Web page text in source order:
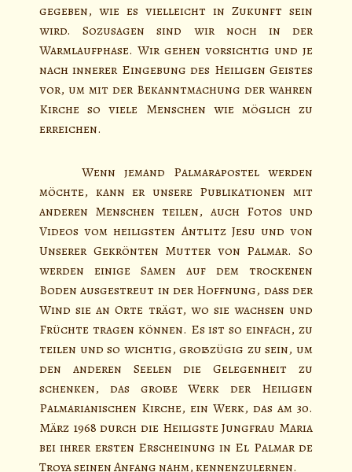
gegeben, wie es vielleicht in Zukunft sein
wird. Sozusagen sind wir noch in der
Warmlaufphase. Wir gehen vorsichtig und je
nach innerer Eingebung des Heiligen Geistes
vor, um mit der Bekanntmachung der wahren
Kirche so viele Menschen wie möglich zu
erreichen.
Wenn jemand Palmarapostel werden
möchte, kann er unsere Publikationen mit
anderen Menschen teilen, auch Fotos und
Videos vom heiligsten Antlitz Jesu und von
Unserer Gekrönten Mutter von Palmar. So
werden einige Samen auf dem trockenen
Boden ausgestreut in der Hoffnung, dass der
Wind sie an Orte trägt, wo sie wachsen und
Früchte tragen können. Es ist so einfach, zu
teilen und so wichtig, großzügig zu sein, um
den anderen Seelen die Gelegenheit zu
schenken, das große Werk der Heiligen
Palmarianischen Kirche, ein Werk, das am 30.
März 1968 durch die Heiligste Jungfrau Maria
bei ihrer ersten Erscheinung in El Palmar de
Troya seinen Anfang nahm, kennenzulernen.